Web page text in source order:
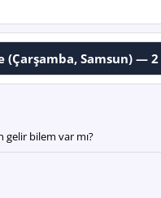
(Çarşamba, Samsun) — 2
gelir bilem var mı?